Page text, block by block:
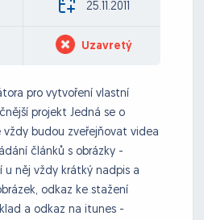
25.11.2011
Uzavretý
pro vytvoření vlastní
projekt Jedná se o
budou zveřejňovat videa
článků s obrázky -
něj vždy krátký nadpis a
odkaz ke stažení
a odkaz na itunes -